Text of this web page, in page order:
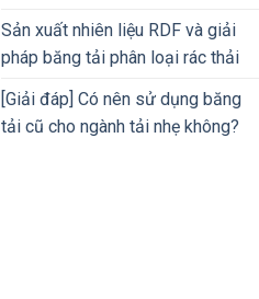
Sản xuất nhiên liệu RDF và giải
pháp băng tải phân loại rác thải
[Giải đáp] Có nên sử dụng băng
tải cũ cho ngành tải nhẹ không?